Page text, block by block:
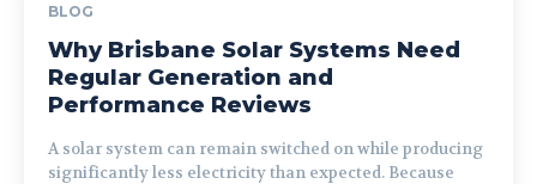
BLOG
Why Brisbane Solar Systems Need
Regular Generation and
Performance Reviews
A solar system can remain switched on while producing
significantly less electricity than expected. Because